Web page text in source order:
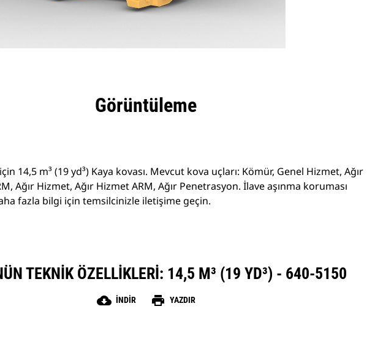
Görüntüleme
14,5 m³ (19 yd³) Kaya kovası. Mevcut kova uçları: Kömür, Genel Hizmet, Ağır
Ağır Hizmet, Ağır Hizmet ARM, Ağır Penetrasyon. İlave aşınma koruması
fazla bilgi için temsilcinizle iletişime geçin.
TEKNIK ÖZELLIKLERI: 14,5 M³ (19 YD³) - 640-5150
cloud_download İNDIR print YAZDIR